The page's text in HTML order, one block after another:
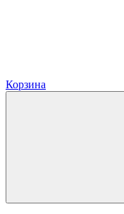
Корзина